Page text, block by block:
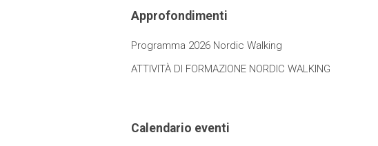
Approfondimenti
Programma 2026 Nordic Walking
ATTIVITÀ DI FORMAZIONE NORDIC WALKING
Calendario eventi